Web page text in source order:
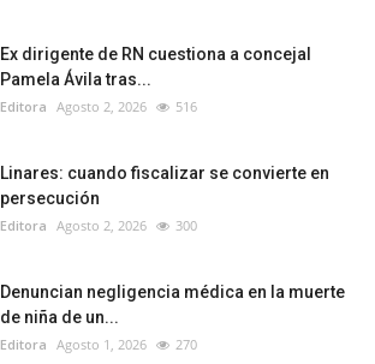
Ex dirigente de RN cuestiona a concejal
Pamela Ávila tras...
Editora Agosto 2, 2026 516
Linares: cuando fiscalizar se convierte en
persecución
Editora Agosto 2, 2026 300
Denuncian negligencia médica en la muerte
de niña de un...
Editora Agosto 1, 2026 270